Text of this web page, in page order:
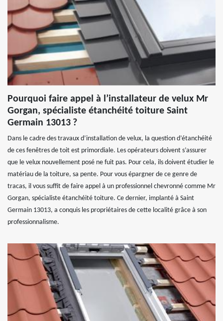
Pourquoi faire appel à l’installateur de velux Mr
Gorgan, spécialiste étanchéité toiture Saint
Germain 13013 ?
Dans le cadre des travaux d’installation de velux, la question d’étanchéité
de ces fenêtres de toit est primordiale. Les opérateurs doivent s’assurer
que le velux nouvellement posé ne fuit pas. Pour cela, ils doivent étudier le
matériau de la toiture, sa pente. Pour vous épargner de ce genre de
tracas, il vous suffit de faire appel à un professionnel chevronné comme Mr
Gorgan, spécialiste étanchéité toiture. Ce dernier, implanté à Saint
Germain 13013, a conquis les propriétaires de cette localité grâce à son
professionnalisme.